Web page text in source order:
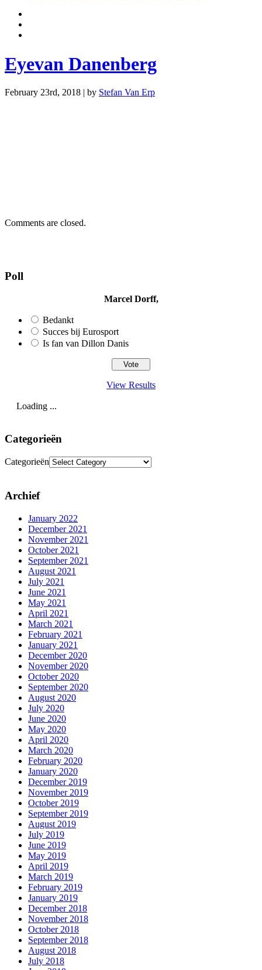
Eyevan Danenberg
February 23rd, 2018 | by Stefan Van Erp
Comments are closed.
Poll
Marcel Dorff,
Bedankt
Succes bij Eurosport
Is fan van Dillon Danis
View Results
Loading ...
Categorieën
Categorieën
Archief
January 2022
December 2021
November 2021
October 2021
September 2021
August 2021
July 2021
June 2021
May 2021
April 2021
March 2021
February 2021
January 2021
December 2020
November 2020
October 2020
September 2020
August 2020
July 2020
June 2020
May 2020
April 2020
March 2020
February 2020
January 2020
December 2019
November 2019
October 2019
September 2019
August 2019
July 2019
June 2019
May 2019
April 2019
March 2019
February 2019
January 2019
December 2018
November 2018
October 2018
September 2018
August 2018
July 2018